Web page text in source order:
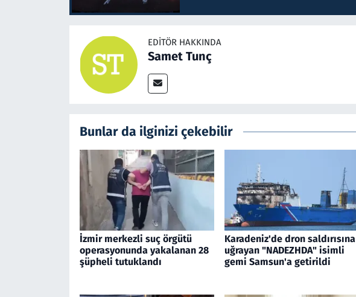
EDITÖR HAKKINDA
Samet Tunç
Bunlar da ilginizi çekebilir
İzmir merkezli suç örgütü
operasyonunda yakalanan 28
şüpheli tutuklandı
Karadeniz'de dron saldırısına
uğrayan "NADEZHDA" isimli
gemi Samsun'a getirildi